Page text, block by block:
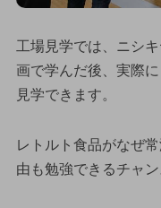
工場見学では、ニシ
画で学んだ後、実際
見学できます。
レトルト食品がなぜ
由も勉強できるチャン